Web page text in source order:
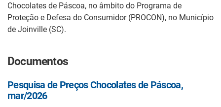
Chocolates de Páscoa, no âmbito do Programa de
Proteção e Defesa do Consumidor (PROCON), no Município
de Joinville (SC).
Documentos
Pesquisa de Preços Chocolates de Páscoa,
mar/2026